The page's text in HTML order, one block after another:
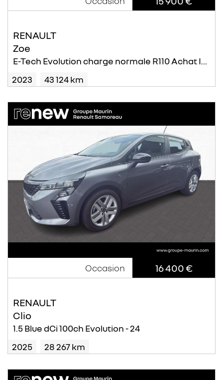
RENAULT
Zoe
E-Tech Evolution charge normale R110 Achat Intégral - MY22
2023
43 124 km
Occasion 16 400 €
RENAULT
Clio
1.5 Blue dCi 100ch Evolution - 24
2025
28 267 km